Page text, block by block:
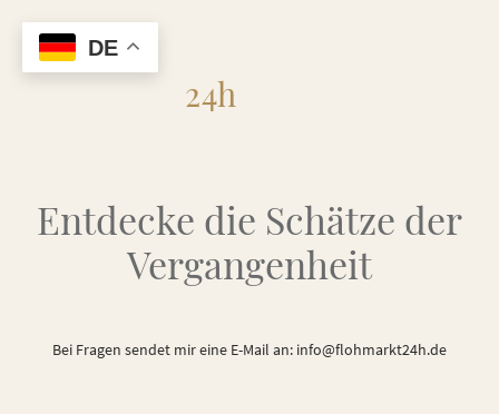
24h
Entdecke die Schätze der
Vergangenheit
Bei Fragen sendet mir eine E-Mail an: info@flohmarkt24h.de
DE